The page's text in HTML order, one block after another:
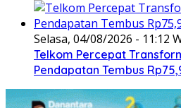
Selasa, 04/08/2026 - 11:12
Telkom Percepat
Pendapatan Tembus